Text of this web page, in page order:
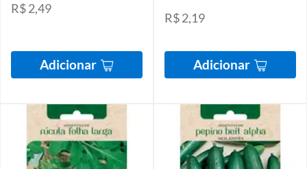
R$ 2,49
Adicionar
R$ 2,19
Adicionar